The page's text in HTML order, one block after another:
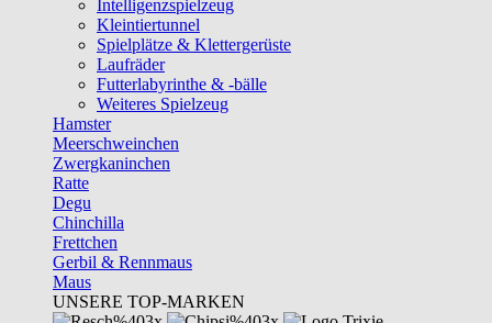
Intelligenzspielzeug
Kleintiertunnel
Spielplätze & Klettergerüste
Laufräder
Futterlabyrinthe & -bälle
Weiteres Spielzeug
Hamster
Meerschweinchen
Zwergkaninchen
Ratte
Degu
Chinchilla
Frettchen
Gerbil & Rennmaus
Maus
UNSERE TOP-MARKEN